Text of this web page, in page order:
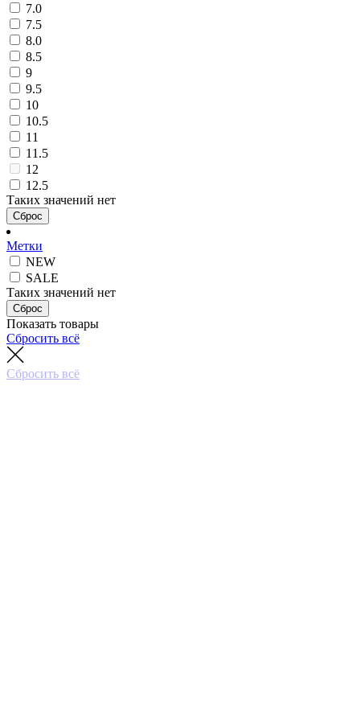
7.0
7.5
8.0
8.5
9
9.5
10
10.5
11
11.5
12
12.5
Таких значений нет
Сброс
Метки
NEW
SALE
Таких значений нет
Сброс
Показать товары
Сбросить всё
Сбросить всё